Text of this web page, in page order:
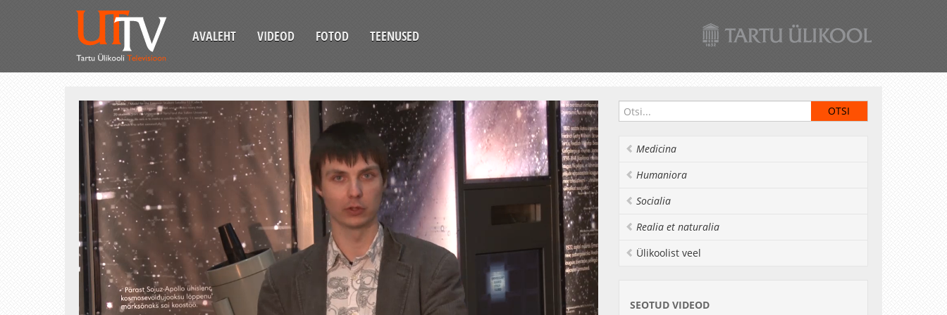
AVALEHT VIDEOD FOTOD TEENUSED
Medicina
Humaniora
Socialia
Realia et naturalia
Ülikoolist veel
SEOTUD VIDEOD